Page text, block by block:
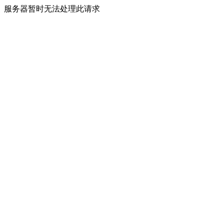
服务器暂时无法处理此请求